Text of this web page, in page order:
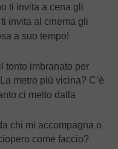
ti invita a cena gli
invita al cinema gli
a suo tempo!
tonto imbranato per
metro più vicina? C’è
ci metto dalla
chi mi accompagna o
come faccio?